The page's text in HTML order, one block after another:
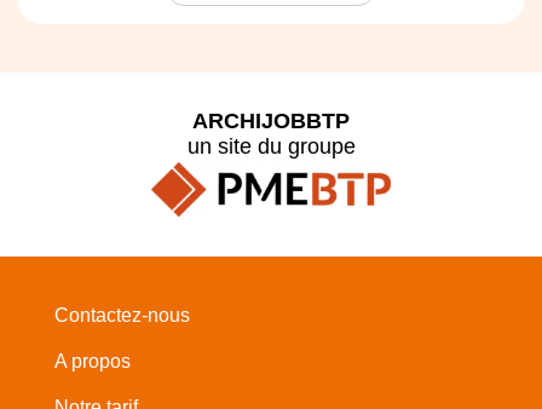
ARCHIJOBBTP
un site du groupe
Contactez-nous
A propos